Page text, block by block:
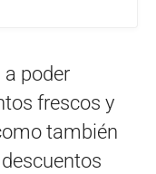
a poder
frescos y
también